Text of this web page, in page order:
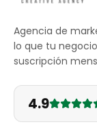
Agencia de
lo que tu
suscripción
4.9